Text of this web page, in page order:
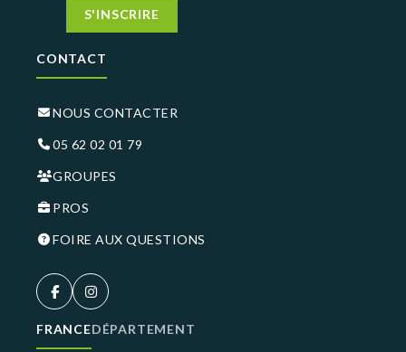
S'INSCRIRE
CONTACT
NOUS CONTACTER
05 62 02 01 79
GROUPES
PROS
FOIRE AUX QUESTIONS
FRANCEDÉPARTEMENT